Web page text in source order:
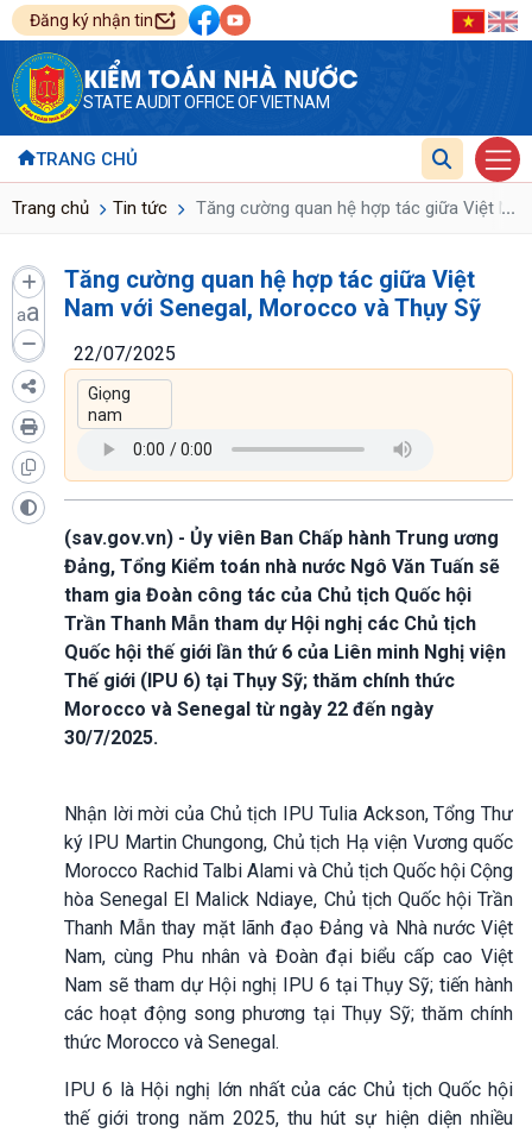
Đăng ký nhận tin
KIỂM TOÁN NHÀ NƯỚC
STATE AUDIT OFFICE OF VIETNAM
TRANG CHỦ
Trang chủ Tin tức Tăng cường quan hệ hợp tác giữa Việt ...
aa
Tăng cường quan hệ hợp tác giữa Việt
Nam với Senegal, Morocco và Thụy Sỹ
22/07/2025
(sav.gov.vn) - Ủy viên Ban Chấp hành Trung ương
Đảng, Tổng Kiểm toán nhà nước Ngô Văn Tuấn sẽ
tham gia Đoàn công tác của Chủ tịch Quốc hội
Trần Thanh Mẫn tham dự Hội nghị các Chủ tịch
Quốc hội thế giới lần thứ 6 của Liên minh Nghị viện
Thế giới (IPU 6) tại Thụy Sỹ; thăm chính thức
Morocco và Senegal từ ngày 22 đến ngày
30/7/2025.
Nhận lời mời của Chủ tịch IPU Tulia Ackson, Tổng Thư
ký IPU Martin Chungong, Chủ tịch Hạ viện Vương quốc
Morocco Rachid Talbi Alami và Chủ tịch Quốc hội Cộng
hòa Senegal El Malick Ndiaye, Chủ tịch Quốc hội Trần
Thanh Mẫn thay mặt lãnh đạo Đảng và Nhà nước Việt
Nam, cùng Phu nhân và Đoàn đại biểu cấp cao Việt
Nam sẽ tham dự Hội nghị IPU 6 tại Thụy Sỹ; tiến hành
các hoạt động song phương tại Thụy Sỹ; thăm chính
thức Morocco và Senegal.
IPU 6 là Hội nghị lớn nhất của các Chủ tịch Quốc hội
thế giới trong năm 2025, thu hút sự hiện diện nhiều